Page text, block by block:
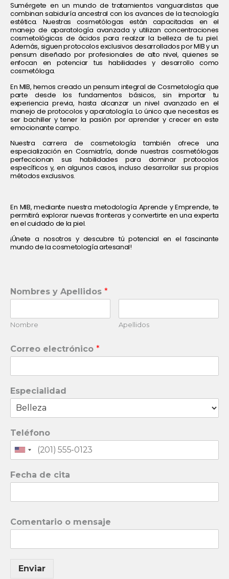
Sumérgete en un mundo de tratamientos vanguardistas que
combinan sabiduría ancestral con los avances de la tecnología
estética. Nuestras cosmetólogas están capacitadas en el
manejo de aparatología avanzada y utilizan concentraciones
cosmetológicas de ácidos para realzar la belleza de tu piel.
Además, siguen protocolos exclusivos desarrollados por MIB y un
pensum diseñado por profesionales de alto nivel, quienes se
enfocan en potenciar tus habilidades y desarrollo como
cosmetóloga.
En MIB, hemos creado un pensum integral de Cosmetología que
parte desde los fundamentos básicos, sin importar tu
experiencia previa, hasta alcanzar un nivel avanzado en el
manejo de protocolos y aparatología. Lo único que necesitas es
ser bachiller y tener la pasión por aprender y crecer en este
emocionante campo.
Nuestra carrera de cosmetología también ofrece una
especialización en Cosmiatría, donde nuestras cosmetólogas
perfeccionan sus habilidades para dominar protocolos
específicos y, en algunos casos, incluso desarrollar sus propios
métodos exclusivos.
En MIB, mediante nuestra metodología Aprende y Emprende, te
permitirá explorar nuevas fronteras y convertirte en una experta
en el cuidado de la piel.
¡Únete a nosotros y descubre tú potencial en el fascinante
mundo de la cosmetología artesanal!
Nombres y Apellidos *
Nombre Apellidos
Correo electrónico *
Especialidad
Teléfono
Fecha de cita
Comentario o mensaje
Enviar